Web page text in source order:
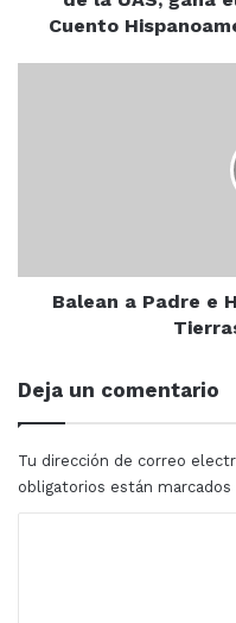
de Sinaloa y su pueblo.
Universidad
ganaCuento
unas
TierrasBalean a Padre e
Deja un comentario
Tu dirección de correo
obligatorios están marcados